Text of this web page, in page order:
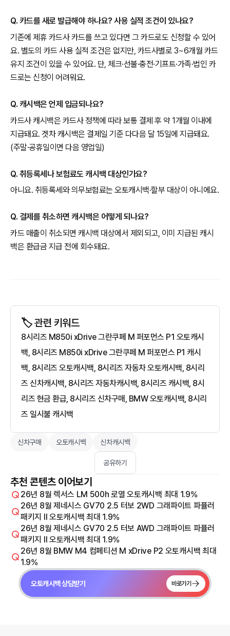
Q. 카드를 새로 발급해야 하나요? 사용 실적 조건이 있나요?
기존에 제휴 카드사 카드를 쓰고 있다면 그 카드로도 신청할 수 있어
요. 별도의 카드 사용 실적 조건은 없지만, 카드사별로 3~6개월 카드
유지 조건이 있을 수 있어요. 단, 체크·선불·충전·기프트·가족·법인 카
드로는 신청이 어려워요.
Q. 캐시백은 언제 입금되나요?
카드사 캐시백은 카드사 정책에 따라 보통 결제 후 약 1개월 이내에
지급돼요. 겟차 캐시백은 결제일 기준 다다음 달 15일에 지급돼요.
(주말·공휴일이면 다음 영업일)
Q. 취등록세나 보험료도 캐시백 대상인가요?
아니요. 취등록세와 의무보험료는 오토캐시백·할부 대상이 아니에요.
Q. 결제를 취소하면 캐시백은 어떻게 되나요?
카드 매출이 취소되면 캐시백 대상에서 제외되고, 이미 지급된 캐시
백은 환급금 지급 전에 회수돼요.
🏷️ 관련 키워드
8시리즈 M850i xDrive 그란쿠페 M 퍼포먼스 P1 오토캐시
백, 8시리즈 M850i xDrive 그란쿠페 M 퍼포먼스 P1 캐시
백, 8시리즈 오토캐시백, 8시리즈 자동차 오토캐시백, 8시리
즈 신차캐시백, 8시리즈 자동차캐시백, 8시리즈 캐시백, 8시
리즈 현금 환급, 8시리즈 신차구매, BMW 오토캐시백, 8시리
즈 일시불 캐시백
신차구매 오토캐시백 신차캐시백
공유하기
추천 콘텐츠 이어보기
26년 8월 렉서스 LM 500h 로열 오토캐시백 최대 1.9%
26년 8월 제네시스 GV70 2.5 터보 2WD 그래파이트 파퓰러
패키지 Il 오토캐시백 최대 1.9%
26년 8월 제네시스 GV70 2.5 터보 AWD 그래파이트 파퓰러
패키지 Il 오토캐시백 최대 1.9%
26년 8월 BMW M4 컴페티션 M xDrive P2 오토캐시백 최대
1.9%
오토캐시백 상담받기 바로가기